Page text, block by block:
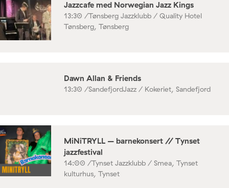
Jazzcafe med Norwegian Jazz Kings
13:30 /Tønsberg Jazzklubb / Quality Hotel
Tønsberg, Tønsberg
Dawn Allan & Friends
13:30 /SandefjordJazz / Kokeriet, Sandefjord
MiNiTRYLL – barnekonsert // Tynset
jazzfestival
14:00 /Tynset Jazzklubb / Smea, Tynset
kulturhus, Tynset